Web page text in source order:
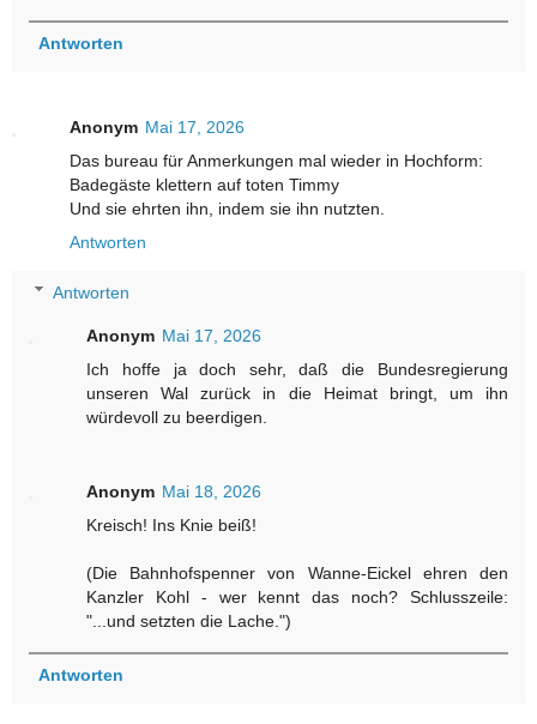
Antworten
Anonym Mai 17, 2026
Das bureau für Anmerkungen mal wieder in Hochform:
Badegäste klettern auf toten Timmy
Und sie ehrten ihn, indem sie ihn nutzten.
Antworten
Antworten
Anonym Mai 17, 2026
Ich hoffe ja doch sehr, daß die Bundesregierung
unseren Wal zurück in die Heimat bringt, um ihn
würdevoll zu beerdigen.
Anonym Mai 18, 2026
Kreisch! Ins Knie beiß!
(Die Bahnhofspenner von Wanne-Eickel ehren den
Kanzler Kohl - wer kennt das noch? Schlusszeile:
"...und setzten die Lache.")
Antworten